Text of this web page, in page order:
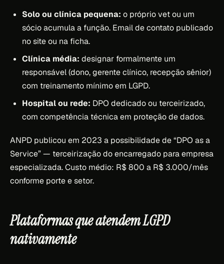
Solo ou clínica pequena: o próprio vet ou um
sócio acumula a função. Email de contato publicado
no site ou na ficha.
Clínica média: designar formalmente um
responsável (dono, gerente clínico, recepção sênior)
com treinamento mínimo em LGPD.
Hospital ou rede: DPO dedicado ou terceirizado,
com competência técnica em proteção de dados.
ANPD publicou em 2023 a possibilidade de “DPO as a
Service” — terceirização do encarregado para empresa
especializada. Custo médio: R$ 800 a R$ 3.000/mês
conforme porte e setor.
Plataformas que atendem LGPD
nativamente